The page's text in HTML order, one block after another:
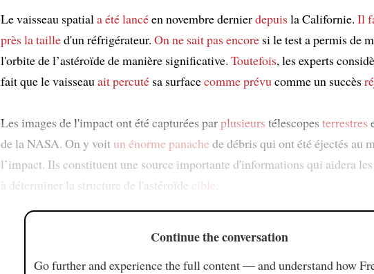
Le vaisseau spatiala été lancéen novembre dernierdepuisla Californie. Il
prèsla tailled'un réfrigérateur. On ne sait pas encore si le test a permis de
l'orbite de l’astéroïde de manière significative. Toutefois, les experts
fait que le vaisseauait percuté sa surfacecomme prévucomme un succès
Les images de l'impact ont été capturées parplusieurs télescopes terrestres
de la NASA. On y voitun énorme panachede débris qui ont été éjectés au
l’impact. Ils constituent une source importante d'informations qui aidera
à déterminer la structure de l'astéroïde cible
Continue the conversation
Go further and experience the full content — and understand how